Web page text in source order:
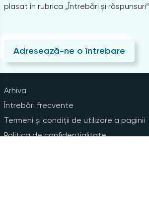
plasat în rubrica „Întrebări și răspunsuri”
Adresează-ne o întrebare
Arhiva
Întrebări frecvente
Termeni și condiții de utilizare a paginii
Politica de confidențialitate